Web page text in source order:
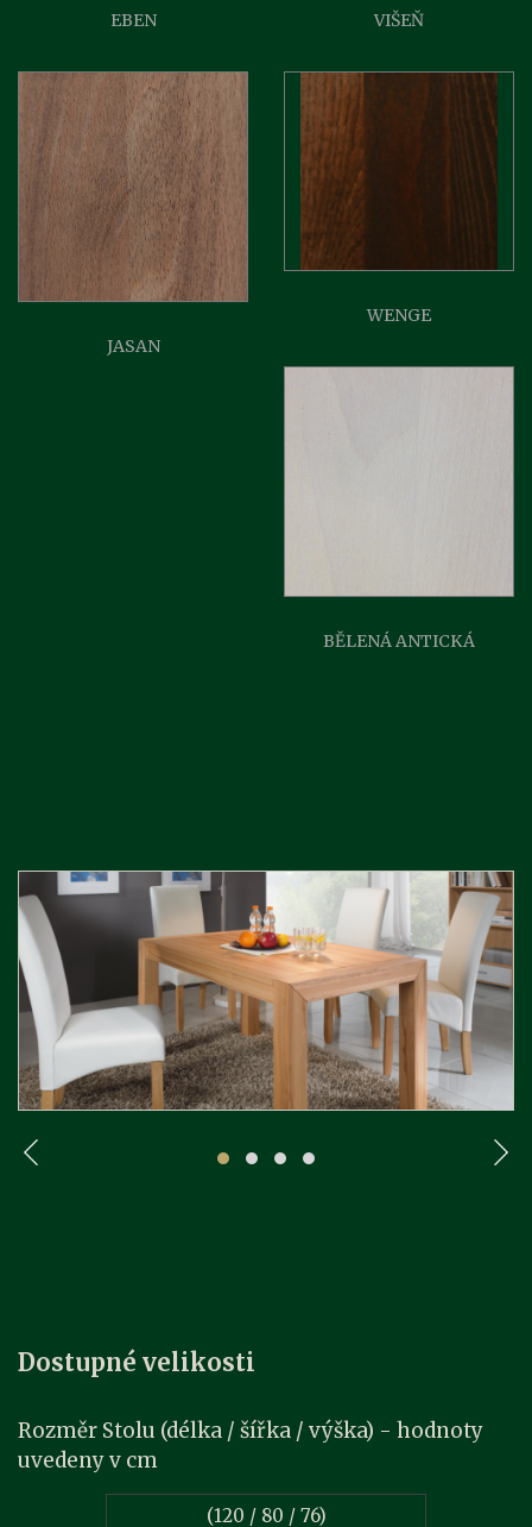
EBEN VIŠEŇ
JASAN
WENGE
BĚLENÁ ANTICKÁ
Dostupné velikosti
Rozměr Stolu (délka / šířka / výška) - hodnoty
uvedeny v cm
(120 / 80 / 76)